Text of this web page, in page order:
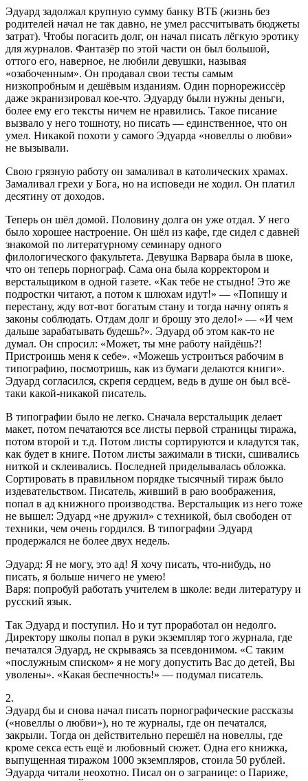
Эдуард задолжал крупную сумму банку ВТБ (жизнь без
родителей начал не так давно, не умел рассчитывать бюджеты
затрат). Чтобы погасить долг, он начал писать лёгкую эротику
для журналов. Фантазёр по этой части он был большой,
оттого его, наверное, не любили девушки, называя
«озабоченным». Он продавал свои тесты самым
низкопробным и дешёвым изданиям. Один порнорежиссёр
даже экранизировал кое-что. Эдуарду были нужны деньги,
более ему его тексты ничем не нравились. Такое писание
вызвало у него тошноту, но писать — единственное, что он
умел. Никакой похоти у самого Эдуарда «новеллы о любви»
не вызывали.
Свою грязную работу он замаливал в католических храмах.
Замаливал грехи у Бога, но на исповеди не ходил. Он платил
десятину от доходов.
Теперь он шёл домой. Половину долга он уже отдал. У него
было хорошее настроение. Он шёл из кафе, где сидел с давней
знакомой по литературному семинару одного
филологического факультета. Девушка Варвара была в шоке,
что он теперь порнограф. Сама она была корректором и
верстальщиком в одной газете. «Как тебе не стыдно! Это же
подростки читают, а потом к шлюхам идут!» — «Попишу и
перестану, жду вот-вот богатым стану и тогда начну опять я
законы соблюдать. Отдам долг и брошу это дело!» — «И чем
дальше зарабатывать будешь?». Эдуард об этом как-то не
думал. Он спросил: «Может, ты мне работу найдёшь?!
Пристроишь меня к себе». «Можешь устроиться рабочим в
типографию, посмотришь, как из бумаги делаются книги».
Эдуард согласился, скрепя сердцем, ведь в душе он был всё-
таки какой-никакой писатель.
В типографии было не легко. Сначала верстальщик делает
макет, потом печатаются все листы первой страницы тиража,
потом второй и т.д. Потом листы сортируются и кладутся так,
как будет в книге. Потом листы зажимали в тиски, сшивались
ниткой и склеивались. Последней приделывалась обложка.
Сортировать в правильном порядке тысячный тираж было
издевательством. Писатель, живший в раю воображения,
попал в ад книжного производства. Верстальщик из него тоже
не вышел: Эдуард «не дружил» с техникой, был свободен от
техники, чем очень гордился. В типографии Эдуард
продержался не более двух недель.
Эдуард: Я не могу, это ад! Я хочу писать, что-нибудь, но
писать, я больше ничего не умею!
Варя: попробуй работать учителем в школе: веди литературу и
русский язык.
Так Эдуард и поступил. Но и тут проработал он недолго.
Директору школы попал в руки экземпляр того журнала, где
печатался Эдуард, не скрываясь за псевдонимом. «С таким
«послужным списком» я не могу допустить Вас до детей, Вы
уволены». «Какая беспечность!» — подумал писатель.
2.
Эдуард бы и снова начал писать порнографические рассказы
(«новеллы о любви»), но те журналы, где он печатался,
закрыли. Тогда он действительно перешёл на новеллы, где
кроме секса есть ещё и любовный сюжет. Одна его книжка,
выпущенная тиражом 1000 экземпляров, стоила 50 рублей.
Эдуарда читали неохотно. Писал он о загранице: о Париже,